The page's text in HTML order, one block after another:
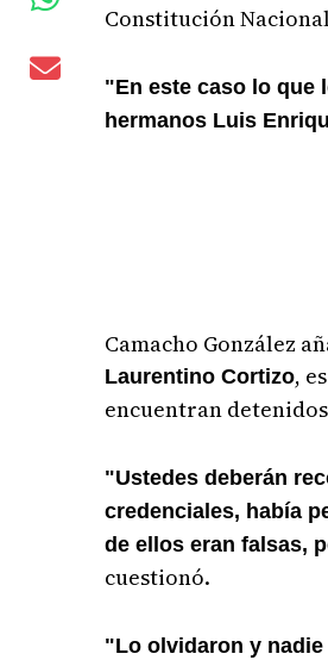
Constitución
"En este caso lo que
hermanos Luis
Camacho González
Laurentino Cortizo,
encuentran
"Ustedes deberán
credenciales, había
de ellos eran falsas,
cuestionó.
"Lo olvidaron y nadie